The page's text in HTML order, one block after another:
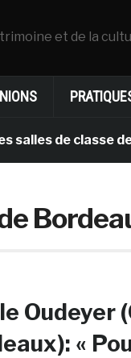
et de la
de classe des
Oudeyer
«